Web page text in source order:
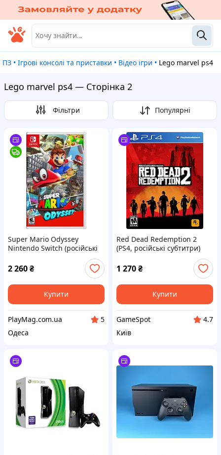
ПЗ • Ігрові консолі та приставки • Відео ігри • Lego marvel ps4
Lego marvel ps4 — Сторінка 2
Фільтри Популярні
Super Mario Odyssey
Nintendo Switch (російські
2 260₴
Купити
PlayMag.com.ua
5
Одеса
Red Dead Redemption 2
(PS4, російські субтитри)
1 270₴
Купити
GameSpot
4.7
Київ